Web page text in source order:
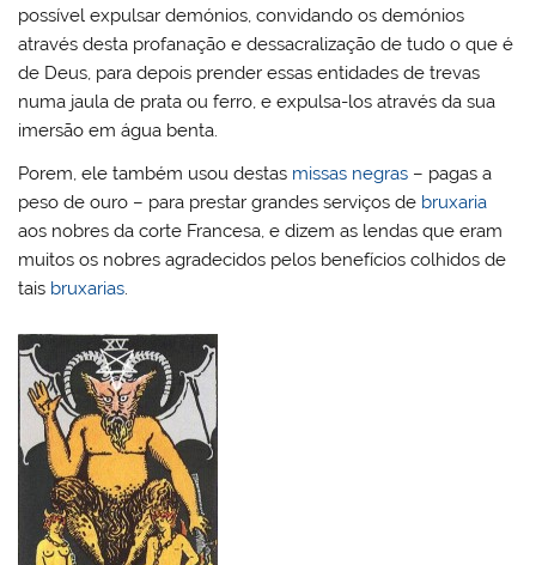
possível expulsar demónios, convidando os demónios
através desta profanação e dessacralização de tudo o que é
de Deus, para depois prender essas entidades de trevas
numa jaula de prata ou ferro, e expulsa-los através da sua
imersão em água benta.
Porem, ele também usou destas missas negras – pagas a
peso de ouro – para prestar grandes serviços de bruxaria
aos nobres da corte Francesa, e dizem as lendas que eram
muitos os nobres agradecidos pelos benefícios colhidos de
tais bruxarias.